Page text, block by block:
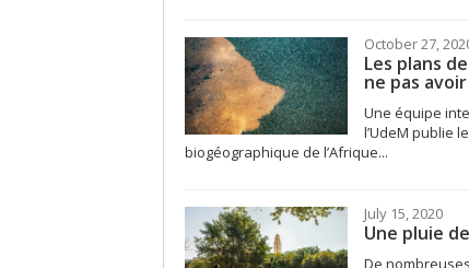
October 27,
Les plans
ne pas
Une équipe
l’UdeM publie
biogéographique de l’Afrique...
July 15, 2020
Une pluie
De